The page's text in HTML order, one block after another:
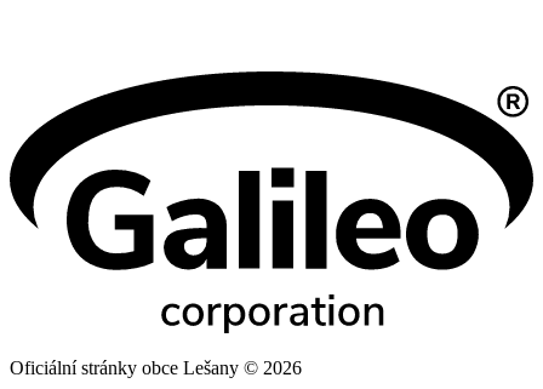
Oficiální stránky obce Lešany © 2026